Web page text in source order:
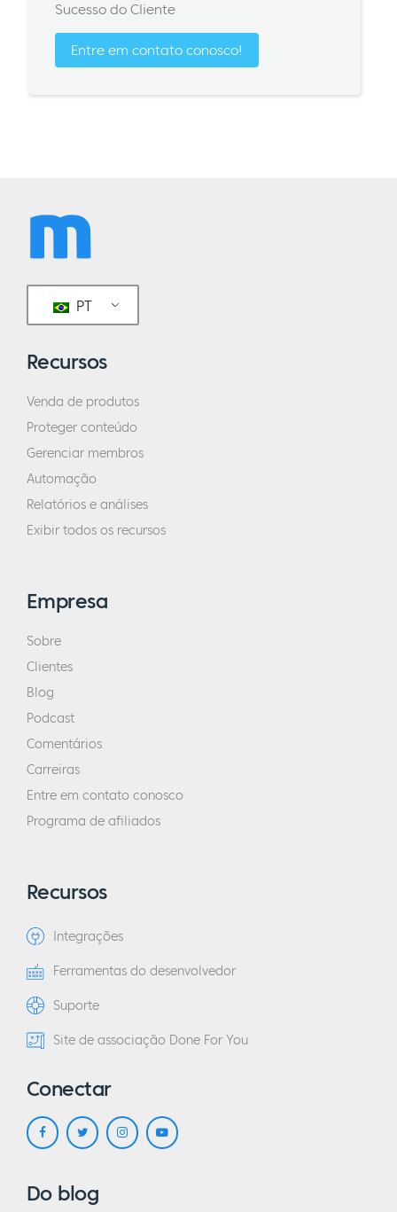
Sucesso do Cliente
Entre em contato conosco!
PT
Recursos
Venda de produtos
Proteger conteúdo
Gerenciar membros
Automação
Relatórios e análises
Exibir todos os recursos
Empresa
Sobre
Clientes
Blog
Podcast
Comentários
Carreiras
Entre em contato conosco
Programa de afiliados
Recursos
Integrações
Ferramentas do desenvolvedor
Suporte
Site de associação Done For You
Conectar
Do blog